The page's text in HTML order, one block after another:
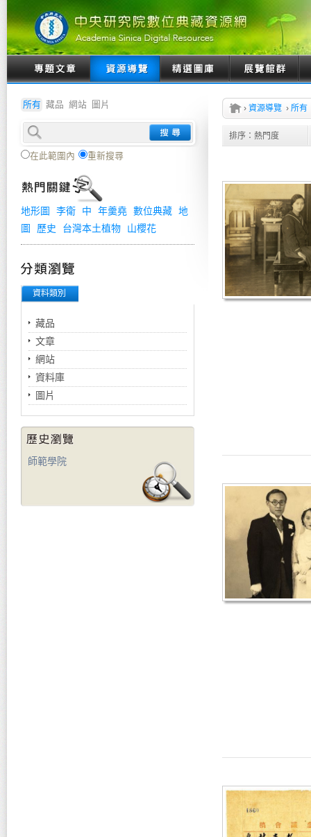
所有 藏品 網站 圖片
在此範圍內 重新搜尋
地形圖 李衛 中 年羹堯 數位典藏 地
圖
歷史 台灣本土植物 山櫻花
資料類別
藏品
文章
網站
資料庫
圖片
師範學院
› 資源導覽 › 所有
排序： 熱門度